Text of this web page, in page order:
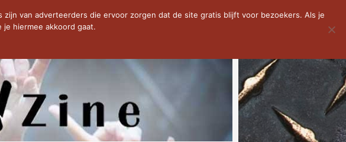
TERUG IN 0... CD VAN DE WEEK: SLEEPING...
van adverteerders die ervoor zorgen dat de site gratis blijft voor bezoekers. Als je
hiermee akkoord gaat.